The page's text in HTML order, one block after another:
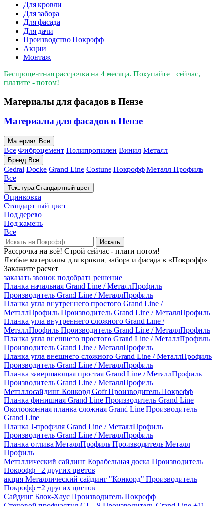
Для кровли
Для забора
Для фасада
Для дачи
Производство Покрофф
Акции
Монтаж
Беспроцентная рассрочка на 4 месяца. Покупайте - сейчас,
платите - потом!
Материалы для фасадов в Пензе
Материалы для фасадов в Пензе
Материал Все
Все Фиброцемент Полипропилен Винил Металл
Бренд Все
Cedral Docke Grand Line Costune Покрофф Металл Профиль
Все
Текстура Стандартный цвет
Оцинковка
Стандартный цвет
Под дерево
Под камень
Все
Искать
Рассрочка на всё! Строй сейчас - плати потом!
Любые материалы для кровли, забора и фасада в «Покрофф».
Закажите расчет
заказать звонок подобрать решение
Планка начальная Grand Line / МеталлПрофиль
Производитель Grand Line / МеталлПрофиль
Планка угла внутреннего простого Grand Line /
МеталлПрофиль Производитель Grand Line / МеталлПрофиль
Планка угла внутреннего сложного Grand Line /
МеталлПрофиль Производитель Grand Line / МеталлПрофиль
Планка угла внешнего простого Grand Line / МеталлПрофиль
Производитель Grand Line / МеталлПрофиль
Планка угла внешнего сложного Grand Line / МеталлПрофиль
Производитель Grand Line / МеталлПрофиль
Планка завершающая простая Grand Line / МеталлПрофиль
Производитель Grand Line / МеталлПрофиль
Металлосайдинг Конкорд GofrПроизводитель Покрофф
Планка финишная Grand Line Производитель Grand Line
Околооконная планка сложная Grand Line Производитель
Grand Line
Планка J-профиля Grand Line / МеталлПрофиль
Производитель Grand Line / МеталлПрофиль
Планка отлива МеталлПрофиль Производитель Металл
Профиль
Металлический сайдинг Корабельная доска Производитель
Покрофф +2 других цветов
акция Металлический сайдинг "Конкорд" Производитель
Покрофф +2 других цветов
Сайдинг Блок-Хаус Производитель Покрофф